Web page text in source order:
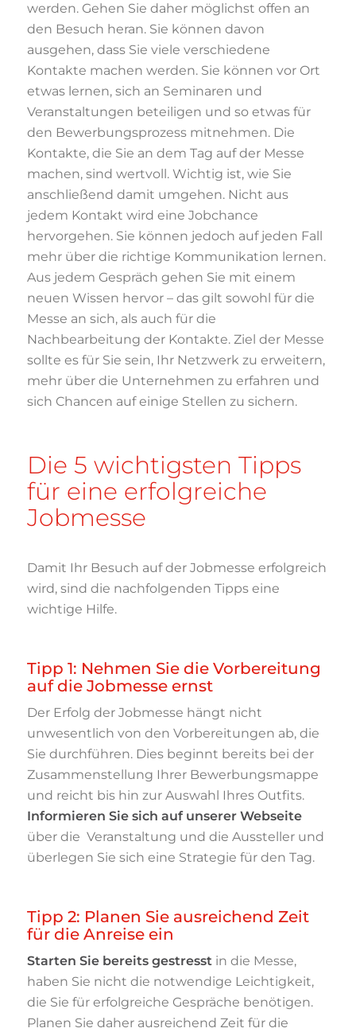
werden. Gehen Sie daher möglichst offen an
den Besuch heran. Sie können davon
ausgehen, dass Sie viele verschiedene
Kontakte machen werden. Sie können vor Ort
etwas lernen, sich an Seminaren und
Veranstaltungen beteiligen und so etwas für
den Bewerbungsprozess mitnehmen. Die
Kontakte, die Sie an dem Tag auf der Messe
machen, sind wertvoll. Wichtig ist, wie Sie
anschließend damit umgehen. Nicht aus
jedem Kontakt wird eine Jobchance
hervorgehen. Sie können jedoch auf jeden Fall
mehr über die richtige Kommunikation lernen.
Aus jedem Gespräch gehen Sie mit einem
neuen Wissen hervor – das gilt sowohl für die
Messe an sich, als auch für die
Nachbearbeitung der Kontakte. Ziel der Messe
sollte es für Sie sein, Ihr Netzwerk zu erweitern,
mehr über die Unternehmen zu erfahren und
sich Chancen auf einige Stellen zu sichern.
Die 5 wichtigsten Tipps
für eine erfolgreiche
Jobmesse
Damit Ihr Besuch auf der Jobmesse erfolgreich
wird, sind die nachfolgenden Tipps eine
wichtige Hilfe.
Tipp 1: Nehmen Sie die Vorbereitung
auf die Jobmesse ernst
Der Erfolg der Jobmesse hängt nicht
unwesentlich von den Vorbereitungen ab, die
Sie durchführen. Dies beginnt bereits bei der
Zusammenstellung Ihrer Bewerbungsmappe
und reicht bis hin zur Auswahl Ihres Outfits.
Informieren Sie sich auf unserer Webseite
über die Veranstaltung und die Aussteller und
überlegen Sie sich eine Strategie für den Tag.
Tipp 2: Planen Sie ausreichend Zeit
für die Anreise ein
Starten Sie bereits gestresst in die Messe,
haben Sie nicht die notwendige Leichtigkeit,
die Sie für erfolgreiche Gespräche benötigen.
Planen Sie daher ausreichend Zeit für die